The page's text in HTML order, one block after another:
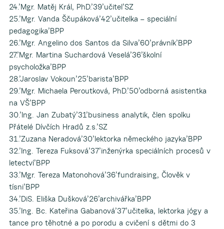
24.’Mgr. Matěj Král, PhD.’39’učitel’SZ
25.’Mgr. Vanda Ščupáková’42’učitelka – speciální
pedagogika’BPP
26.’Mgr. Angelino dos Santos da Silva’60’právník’BPP
27.’Mgr. Martina Suchardová Veselá’36’školní
psycholožka’BPP
28.’Jaroslav Vokoun’25’barista’BPP
29.’Mgr. Michaela Peroutková, PhD.’50’odborná asistentka
na VŠ’BPP
30.’Ing. Jan Zubatý’31’business analytik, člen spolku
Přátelé Dívčích Hradů z.s.’SZ
31.’Zuzana Neradová’30’lektorka německého jazyka’BPP
32.’Ing. Tereza Fuksová’37’inženýrka speciálních procesů v
letectví’BPP
33.’Mgr. Tereza Matonohová’36’fundraising, Člověk v
tísni’BPP
34.’DiS. Eliška Dušková’26’archivářka’BPP
35.’Ing. Bc. Kateřina Gabanová’37’učitelka, lektorka jógy a
tance pro těhotné a po porodu a cvičení s dětmi do 3